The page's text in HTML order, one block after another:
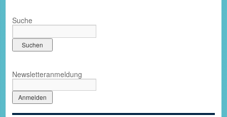
Suche
Newsletteranmeldung